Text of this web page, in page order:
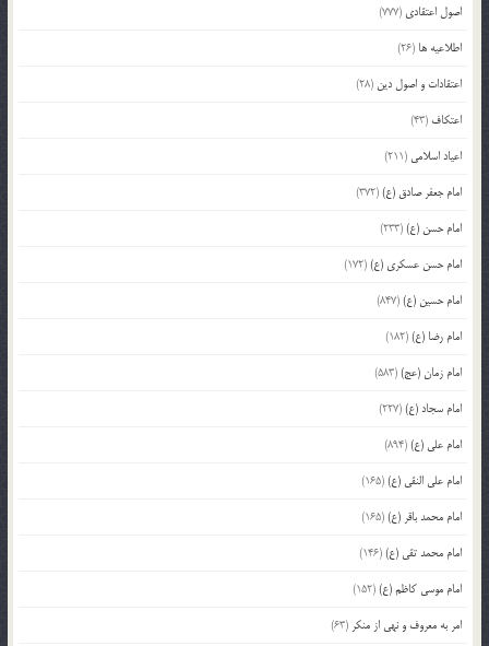
اصول اعتقادی (777)
اطلاعیه ها (26)
اعتقادات و اصول دین (28)
اعتکاف (43)
اعیاد اسلامی (211)
امام جعفر صادق (ع)(372)
امام حسن (ع)(233)
امام حسن عسکری (ع)(172)
امام حسین (ع)(847)
امام رضا (ع)(182)
امام زمان (عج)(583)
امام سجاد (ع)(227)
امام علی (ع)(894)
امام علی النقی (ع)(165)
امام محمد باقر (ع)(165)
امام محمد تقی (ع)(146)
امام موسی کاظم (ع)(152)
امر به معروف و نهی از منکر (63)